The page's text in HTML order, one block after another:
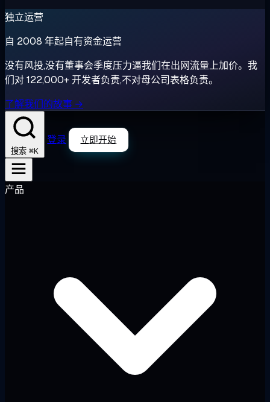
独立运营
自 2008 年起自有资金运营
没有风投,没有董事会季度压力逼我们在出网流量上加价。我
们对 122,000+ 开发者负责,不对母公司表格负责。
了解我们的故事 →
搜索 ⌘K
登录 立即开始
产品